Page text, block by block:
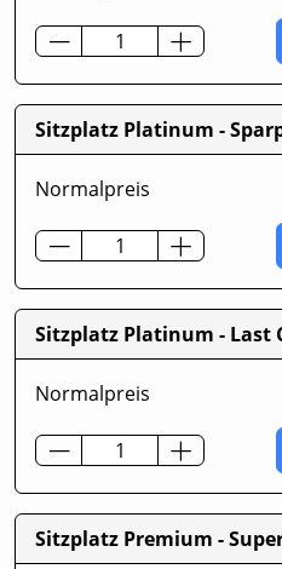
Sitzplatz Platinum -
Normalpreis
Sitzplatz Platinum - Last
Normalpreis
Sitzplatz Premium -